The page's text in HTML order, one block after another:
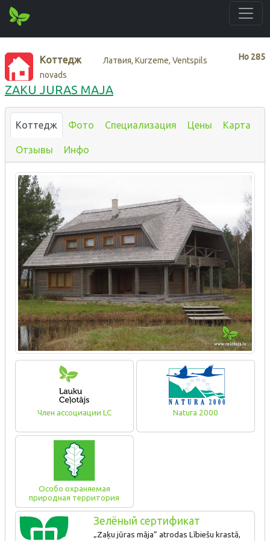
Нo 285
Коттедж
Латвия, Kurzeme, Ventspils
novads
ZAKU JURAS MAJA
Коттедж Фото Специализация Цены Карта
Отзывы Инфо
Член ассоциации LC Natura 2000
Особо охраняемая
природная территория
Зелёный сертификат
„Zaķu jūras māja” atrodas Lībiešu krastā,